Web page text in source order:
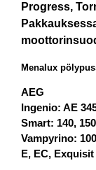
Progress,
Menalux
AEG
Ingenio: AE
Smart: 140,
Vampyrino:
E, EC,